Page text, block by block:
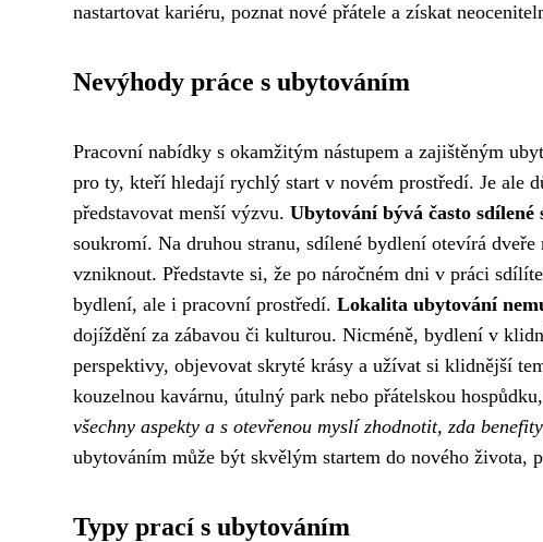
nastartovat kariéru, poznat nové přátele a získat
Nevýhody práce s ubytováním
Pracovní nabídky s okamžitým nástupem a zajištěným
pro ty, kteří hledají rychlý start v novém prostředí. Je ale
představovat menší výzvu. Ubytování bývá často sdílené
soukromí. Na druhou stranu, sdílené bydlení otevírá
vzniknout. Představte si, že po náročném dni v práci
bydlení, ale i pracovní prostředí. Lokalita ubytování
dojíždění za zábavou či kulturou. Nicméně, bydlení v
perspektivy, objevovat skryté krásy a užívat si klidnější
kouzelnou kavárnu, útulný park nebo přátelskou
všechny aspekty a s otevřenou myslí zhodnotit, zda
ubytováním může být skvělým startem do nového života,
Typy prací s ubytováním